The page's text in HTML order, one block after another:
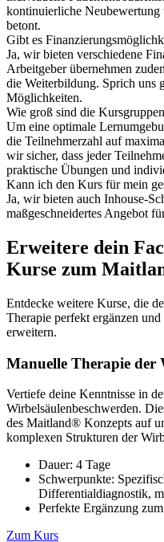
kontinuierliche Neubewertung
betont.
Gibt es
Ja, wir bieten verschiedene
Arbeitgeber übernehmen
die Weiterbildung. Sprich uns
Möglichkeiten.
Wie groß sind die
Um eine optimale
die Teilnehmerzahl auf
wir sicher, dass jeder
praktische Übungen und
Kann ich den Kurs für mein
Ja, wir bieten auch Inhouse-
maßgeschneidertes Angebot
Erweitere dein
Kurse zum
Entdecke weitere Kurse, die
Therapie perfekt ergänzen
erweitern.
Manuelle Therapie der
Vertiefe deine Kenntnisse in
Wirbelsäulenbeschwerden.
des Maitland® Konzepts auf
komplexen Strukturen der
Dauer: 4 Tage
Schwerpunkte:
Differentialdiagnostik,
Perfekte Ergänzung
Zum Kurs